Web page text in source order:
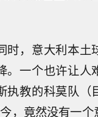
时，意大利本土
。一个也许让人
执教的科莫队（
，竟然没有一个